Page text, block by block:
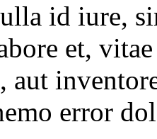
id iure,
et,
aut
error